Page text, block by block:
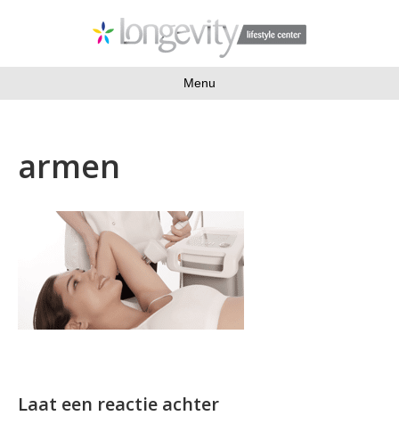
Menu
armen
Laat een reactie achter